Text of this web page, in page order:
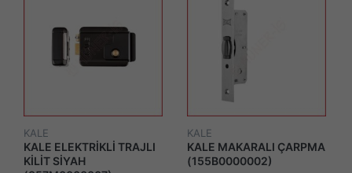
KALE
KALE ELEKTRİKLİ TRAJLI
KİLİT SİYAH
KALE
KALE MAKARALI ÇARPMA
(155B0000002)